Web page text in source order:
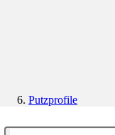
Putzprofile